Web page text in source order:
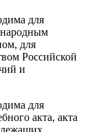
для
для
Российской
и
для
акта, акта